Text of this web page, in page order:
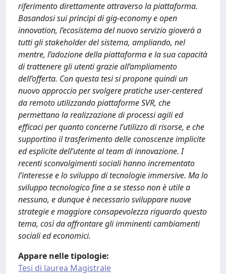
riferimento direttamente attraverso la piattaforma.
Basandosi sui principi di gig-economy e open
innovation, l’ecosistema del nuovo servizio gioverà a
tutti gli stakeholder del sistema, ampliando, nel
mentre, l’adozione della piattaforma e la sua capacità
di trattenere gli utenti grazie all’ampliamento
dell’offerta. Con questa tesi si propone quindi un
nuovo approccio per svolgere pratiche user-centered
da remoto utilizzando piattaforme SVR, che
permettano la realizzazione di processi agili ed
efficaci per quanto concerne l’utilizzo di risorse, e che
supportino il trasferimento delle conoscenze implicite
ed esplicite dell’utente al team di innovazione. I
recenti sconvolgimenti sociali hanno incrementato
l’interesse e lo sviluppo di tecnologie immersive. Ma lo
sviluppo tecnologico fine a se stesso non è utile a
nessuno, e dunque è necessario sviluppare nuove
strategie e maggiore consapevolezza riguardo questo
tema, così da affrontare gli imminenti cambiamenti
sociali ed economici.
Appare nelle tipologie:
Tesi di laurea Magistrale